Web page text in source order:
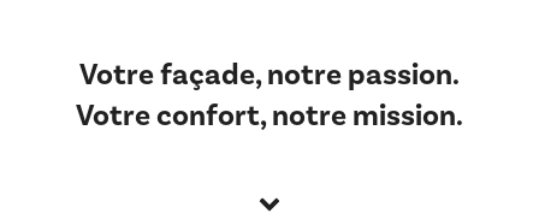
Votre façade, notre passion.
Votre confort, notre mission.